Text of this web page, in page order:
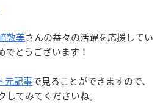
敦美さんの益々の活躍を応援してい
でとうございます！
元記事で見ることができますので、
てみてくださいね。